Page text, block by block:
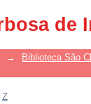
de
→
Biblioteca São
Z